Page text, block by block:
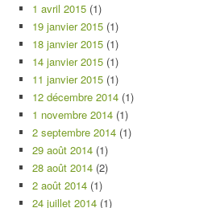
1 avril 2015 (1)
19 janvier 2015 (1)
18 janvier 2015 (1)
14 janvier 2015 (1)
11 janvier 2015 (1)
12 décembre 2014 (1)
1 novembre 2014 (1)
2 septembre 2014 (1)
29 août 2014 (1)
28 août 2014 (2)
2 août 2014 (1)
24 juillet 2014 (1)